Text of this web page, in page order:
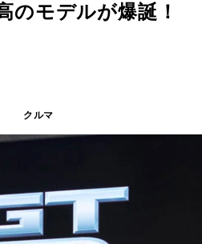
のモデルが爆誕！
クルマ